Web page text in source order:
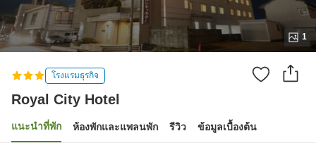
1
โรงแรมธุรกิจ
Royal City Hotel
แนะนำที่พัก ห้องพักและแพลนพัก รีวิว ข้อมูลเบื้องต้น